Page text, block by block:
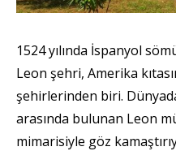
1524 yılında İspanyol
Leon şehri, Amerika
şehirlerinden biri.
arasında bulunan Leon
mimarisiyle göz